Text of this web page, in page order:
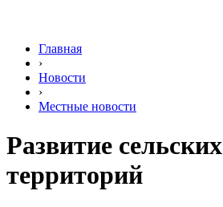
Главная
›
Новости
›
Местные новости
Развитие сельских
территорий